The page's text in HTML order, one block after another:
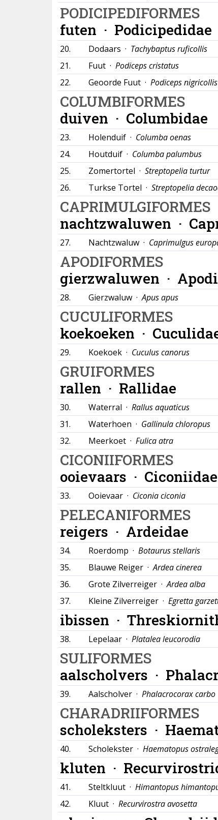
PODICIPEDIFORMES
futen · Podicipedidae
20. Dodaars · Tachybaptus ruficollis
21.
Fuut · Podiceps cristatus
22.
Geoorde Fuut · Podiceps nigricollis
COLUMBIFORMES
duiven · Columbidae
23. Holenduif · Columba oenas
24.
Houtduif · Columba palumbus
25.
Zomertortel · Streptopelia turtur
26.
Turkse Tortel · Streptopelia
CAPRIMULGIFORMES
nachtzwaluwen ·
27. Nachtzwaluw · Caprimulgus
APODIFORMES
gierzwaluwen ·
28. Gierzwaluw ·Apus apus
CUCULIFORMES
koekoeken ·
29. Koekoek · Cuculus canorus
GRUIFORMES
rallen · Rallidae
30. Waterral · Rallus aquaticus
31.
Waterhoen · Gallinula chloropus
32.
Meerkoet · Fulica atra
CICONIIFORMES
ooievaars · Ciconiidae
33. Ooievaar · Ciconia ciconia
PELECANIFORMES
reigers · Ardeidae
34. Roerdomp · Botaurus stellaris
35.
Blauwe Reiger ·Ardea cinerea
36.
Grote Zilverreiger ·Ardea alba
37.
Kleine Zilverreiger · Egretta
ibissen ·
38. Lepelaar · Platalea leucorodia
SULIFORMES
aalscholvers ·
39. Aalscholver · Phalacrocorax carbo
CHARADRIIFORMES
scholeksters ·
40. Scholekster · Haematopus
kluten ·
41. Steltkluut · Himantopus
42.
Kluut · Recurvirostra avosetta